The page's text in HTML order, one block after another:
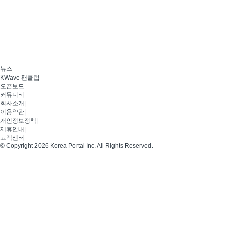
뉴스
KWave 팬클럽
오픈보드
커뮤니티
회사소개
이용약관
개인정보정책
제휴안내
고객센터
© Copyright 2026 Korea Portal Inc. All Rights Reserved.